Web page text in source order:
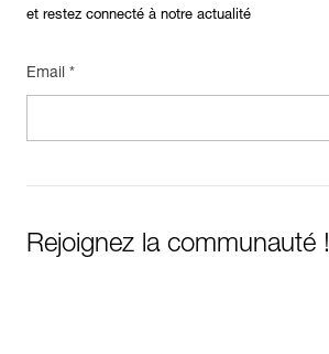
et restez connecté à notre actualité
Email *
Rejoignez la communauté !